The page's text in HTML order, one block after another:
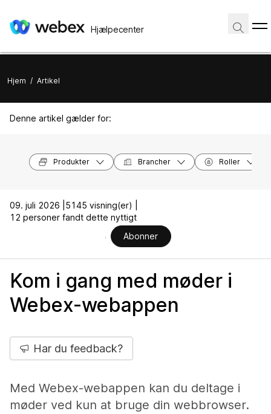
Hjælpecenter
Hjem / Artikel
Denne artikel gælder for:
Produkter Brancher Roller
09. juli 2026 | 5145 visning(er) |
12 personer fandt dette nyttigt
Abonner
Kom i gang med møder i
Webex-webappen
Har du feedback?
Med Webex-webappen kan du deltage i
møder ved kun at bruge din webbrowser.